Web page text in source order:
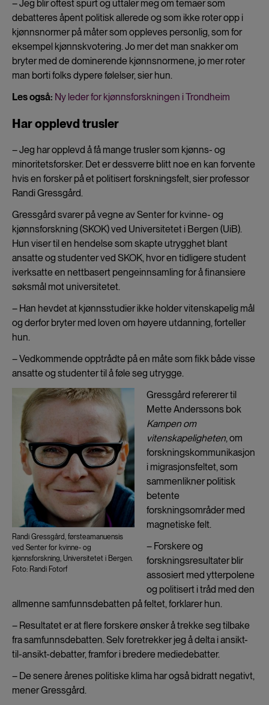
– Jeg blir oftest spurt og uttaler meg om temaer som
debatteres åpent politisk allerede og som ikke roter opp i
kjønnsnormer på måter som oppleves personlig, som for
eksempel kjønnskvotering. Jo mer det man snakker om
bryter med de dominerende kjønnsnormene, jo mer roter
man borti folks dypere følelser, sier hun.
Les også: Ny leder for kjønnsforskningen i Trondheim
Har opplevd trusler
– Jeg har opplevd å få mange trusler som kjønns- og
minoritetsforsker. Det er dessverre blitt noe en kan forvente
hvis en forsker på et politisert forskningsfelt, sier professor
Randi Gressgård.
Gressgård svarer på vegne av Senter for kvinne- og
kjønnsforskning (SKOK) ved Universitetet i Bergen (UiB).
Hun viser til en hendelse som skapte utrygghet blant
ansatte og studenter ved SKOK, hvor en tidligere student
iverksatte en nettbasert pengeinnsamling for å finansiere
søksmål mot universitetet.
– Han hevdet at kjønnsstudier ikke holder vitenskapelig mål
og derfor bryter med loven om høyere utdanning, forteller
hun.
– Vedkommende opptrådte på en måte som fikk både visse
ansatte og studenter til å føle seg utrygge.
Randi Gressgård, førsteamanuensis
ved Senter for kvinne- og
kjønnsforskning, Universitetet i Bergen.
Foto: Randi Fotorf
Gressgård refererer til
Mette Anderssons bok
Kampen om
vitenskapeligheten, om
forskningskommunikasjon
i migrasjonsfeltet, som
sammenlikner politisk
betente
forskningsområder med
magnetiske felt.
– Forskere og
forskningsresultater blir
assosiert med ytterpolene
og politisert i tråd med den
allmenne samfunnsdebatten på feltet, forklarer hun.
– Resultatet er at flere forskere ønsker å trekke seg tilbake
fra samfunnsdebatten. Selv foretrekker jeg å delta i ansikt-
til-ansikt-debatter, framfor i bredere mediedebatter.
– De senere årenes politiske klima har også bidratt negativt,
mener Gressgård.